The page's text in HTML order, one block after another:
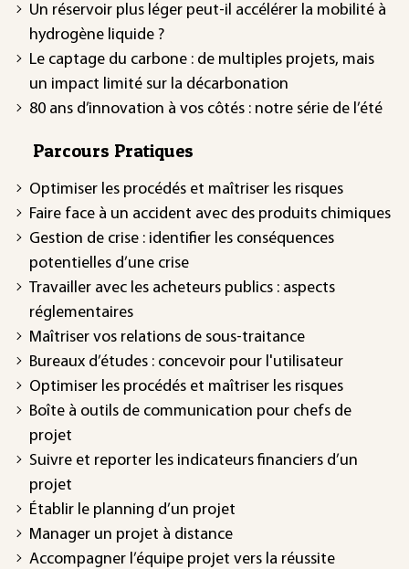
Un réservoir plus léger peut-il accélérer la mobilité à
hydrogène liquide ?
Le captage du carbone : de multiples projets, mais
un impact limité sur la décarbonation
80 ans d’innovation à vos côtés : notre série de l’été
Parcours Pratiques
Optimiser les procédés et maîtriser les risques
Faire face à un accident avec des produits chimiques
Gestion de crise : identifier les conséquences
potentielles d’une crise
Travailler avec les acheteurs publics : aspects
réglementaires
Maîtriser vos relations de sous-traitance
Bureaux d’études : concevoir pour l'utilisateur
Optimiser les procédés et maîtriser les risques
Boîte à outils de communication pour chefs de
projet
Suivre et reporter les indicateurs financiers d’un
projet
Établir le planning d’un projet
Manager un projet à distance
Accompagner l’équipe projet vers la réussite